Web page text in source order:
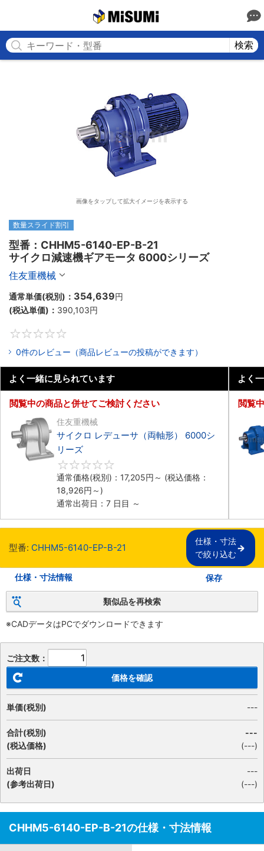
検索
画像をタップして拡大イメージを表示する
数量スライド割引
型番：CHHM5-6140-EP-B-21
サイクロ減速機ギアモータ 6000シリーズ
住友重機械
通常単価(税別)： 354,639円
(税込単価)： 390,103円
0件のレビュー（商品レビューの投稿ができます）
よく一緒に見られています
閲覧中の商品と併せてご検討ください
住友重機械
サイクロ レデューサ（両軸形） 6000シ
リーズ
通常価格(税別)： 17,205円 ～ (税込価格：
18,926円 ～)
通常出荷日：7 日目 ～
よく
閲覧
型番: CHHM5-6140-EP-B-21
仕様・寸法
で絞り込む
仕様・寸法情報 保存
類似品を再検索
※CADデータはPCでダウンロードできます
ご注文数：
価格を確認
単価(税別) ---
合計(税別)
(税込価格)
---
(---)
出荷日
(参考出荷日)
---
(---)
CHHM5-6140-EP-B-21の仕様・寸法情報